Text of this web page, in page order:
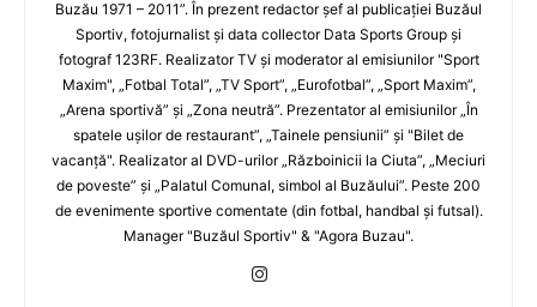
Buzău 1971 – 2011”. În prezent redactor şef al publicaţiei Buzăul
Sportiv, fotojurnalist şi data collector Data Sports Group şi
fotograf 123RF. Realizator TV şi moderator al emisiunilor "Sport
Maxim", „Fotbal Total”, „TV Sport”, „Eurofotbal”, „Sport Maxim”,
„Arena sportivă” şi „Zona neutră”. Prezentator al emisiunilor „În
spatele uşilor de restaurant”, „Tainele pensiunii” şi "Bilet de
vacanţă". Realizator al DVD-urilor „Războinicii la Ciuta”, „Meciuri
de poveste” şi „Palatul Comunal, simbol al Buzăului”. Peste 200
de evenimente sportive comentate (din fotbal, handbal şi futsal).
Manager "Buzăul Sportiv" & "Agora Buzau".